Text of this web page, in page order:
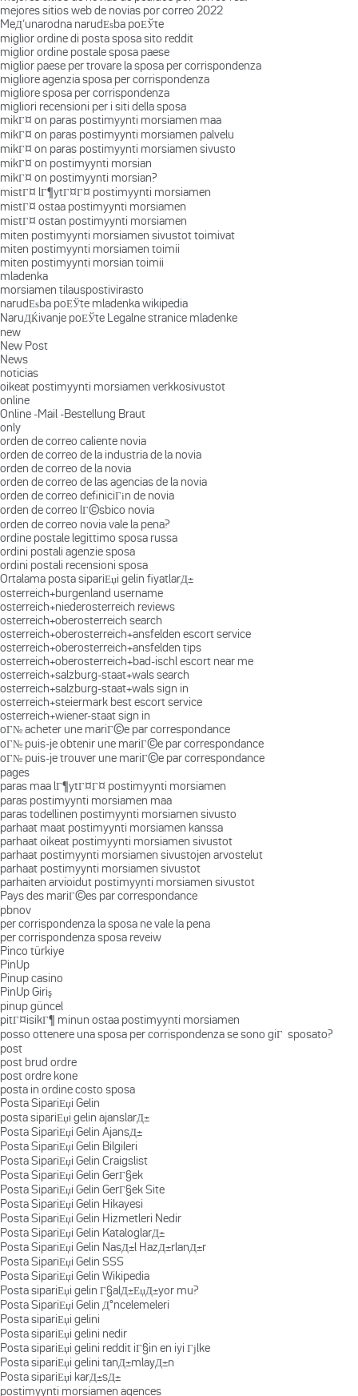
mejores sitios web de novias por correo 2022
MeД‘unarodna narudЕѕba poЕЎte
miglior ordine di posta sposa sito reddit
miglior ordine postale sposa paese
miglior paese per trovare la sposa per corrispondenza
migliore agenzia sposa per corrispondenza
migliore sposa per corrispondenza
migliori recensioni per i siti della sposa
mikГ¤ on paras postimyynti morsiamen maa
mikГ¤ on paras postimyynti morsiamen palvelu
mikГ¤ on paras postimyynti morsiamen sivusto
mikГ¤ on postimyynti morsian
mikГ¤ on postimyynti morsian?
mistГ¤ lГ¶ytГ¤Г¤ postimyynti morsiamen
mistГ¤ ostaa postimyynti morsiamen
mistГ¤ ostan postimyynti morsiamen
miten postimyynti morsiamen sivustot toimivat
miten postimyynti morsiamen toimii
miten postimyynti morsian toimii
mladenka
morsiamen tilauspostivirasto
narudЕѕba poЕЎte mladenka wikipedia
NaruДЌivanje poЕЎte Legalne stranice mladenke
new
New Post
News
noticias
oikeat postimyynti morsiamen verkkosivustot
online
Online -Mail -Bestellung Braut
only
orden de correo caliente novia
orden de correo de la industria de la novia
orden de correo de la novia
orden de correo de las agencias de la novia
orden de correo definiciГіn de novia
orden de correo lГ©sbico novia
orden de correo novia vale la pena?
ordine postale legittimo sposa russa
ordini postali agenzie sposa
ordini postali recensioni sposa
Ortalama posta sipariЕџi gelin fiyatlarД±
osterreich+burgenland username
osterreich+niederosterreich reviews
osterreich+oberosterreich search
osterreich+oberosterreich+ansfelden escort service
osterreich+oberosterreich+ansfelden tips
osterreich+oberosterreich+bad-ischl escort near me
osterreich+salzburg-staat+wals search
osterreich+salzburg-staat+wals sign in
osterreich+steiermark best escort service
osterreich+wiener-staat sign in
oГ№ acheter une mariГ©e par correspondance
oГ№ puis-je obtenir une mariГ©e par correspondance
oГ№ puis-je trouver une mariГ©e par correspondance
pages
paras maa lГ¶ytГ¤Г¤ postimyynti morsiamen
paras postimyynti morsiamen maa
paras todellinen postimyynti morsiamen sivusto
parhaat maat postimyynti morsiamen kanssa
parhaat oikeat postimyynti morsiamen sivustot
parhaat postimyynti morsiamen sivustojen arvostelut
parhaat postimyynti morsiamen sivustot
parhaiten arvioidut postimyynti morsiamen sivustot
Pays des mariГ©es par correspondance
pbnov
per corrispondenza la sposa ne vale la pena
per corrispondenza sposa reveiw
Pinco türkiye
PinUp
Pinup casino
PinUp Giriş
pinup güncel
pitГ¤isikГ¶ minun ostaa postimyynti morsiamen
posso ottenere una sposa per corrispondenza se sono giГ sposato?
post
post brud ordre
post ordre kone
posta in ordine costo sposa
Posta SipariЕџi Gelin
posta sipariЕџi gelin ajanslarД±
Posta SipariЕџi Gelin AjansД±
Posta SipariЕџi Gelin Bilgileri
Posta SipariЕџi Gelin Craigslist
Posta SipariЕџi Gelin GerГ§ek
Posta SipariЕџi Gelin GerГ§ek Site
Posta SipariЕџi Gelin Hikayesi
Posta SipariЕџi Gelin Hizmetleri Nedir
Posta SipariЕџi Gelin KataloglarД±
Posta SipariЕџi Gelin NasД±l HazД±rlanД±r
Posta SipariЕџi Gelin SSS
Posta SipariЕџi Gelin Wikipedia
Posta sipariЕџi gelin Г§alД±ЕџД±yor mu?
Posta SipariЕџi Gelin Д°ncelemeleri
Posta sipariЕџi gelini
Posta sipariЕџi gelini nedir
Posta sipariЕџi gelini reddit iГ§in en iyi Гјlke
Posta sipariЕџi gelini tanД±mlayД±n
Posta sipariЕџi karД±sД±
postimyynti morsiamen agences